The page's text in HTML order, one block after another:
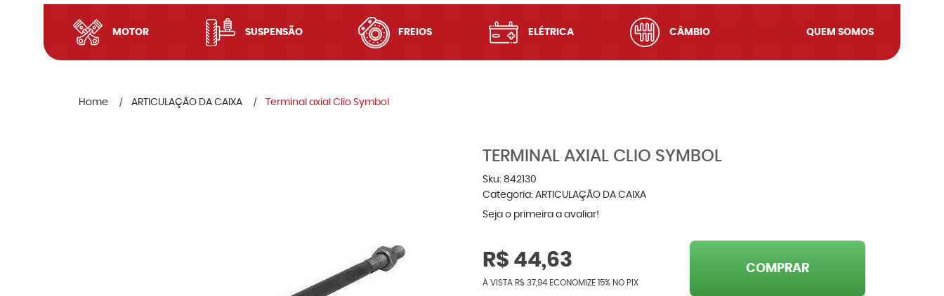
MOTOR SUSPENSÃO FREIOS ELÉTRICA CÂMBIO QUEM SOMOS
Home ARTICULAÇÃO DA CAIXA Terminal axial Clio Symbol
TERMINAL AXIAL CLIO SYMBOL
Sku: 842130
Categoria: ARTICULAÇÃO DA CAIXA
Seja o primeira a avaliar!
R$ 44,63
À VISTA R$ 37,94ECONOMIZE 15% NO PIX
COMPRAR